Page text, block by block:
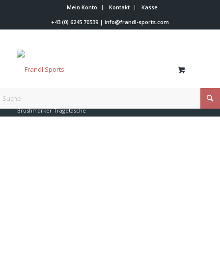
Mein Konto Kontakt
Kasse
+43 (0) 6245 70539| info@frandl-sports.com
Du bist hier:
Brushmarker Tragetasche